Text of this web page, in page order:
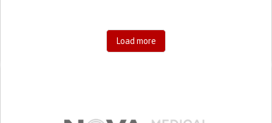
Load more